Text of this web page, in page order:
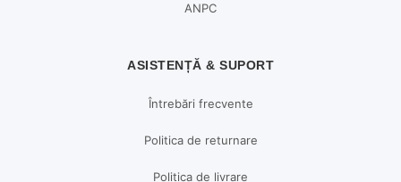
ANPC
ASISTENȚĂ & SUPORT
Întrebări frecvente
Politica de returnare
Politica de livrare